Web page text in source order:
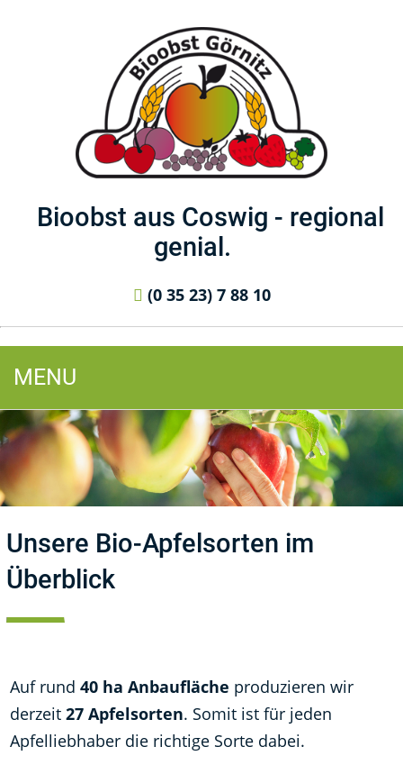
Bioobst aus Coswig - regional
genial.
(0 35 23) 7 88 10
MENU
Unsere Bio-Apfelsorten im
Überblick
Auf rund 40 ha Anbaufläche produzieren wir
derzeit 27 Apfelsorten. Somit ist für jeden
Apfelliebhaber die richtige Sorte dabei.